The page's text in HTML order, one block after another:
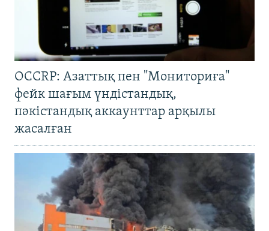
OCCRP: Азаттық пен "Мониториға"
фейк шағым үндістандық,
пәкістандық аккаунттар арқылы
жасалған